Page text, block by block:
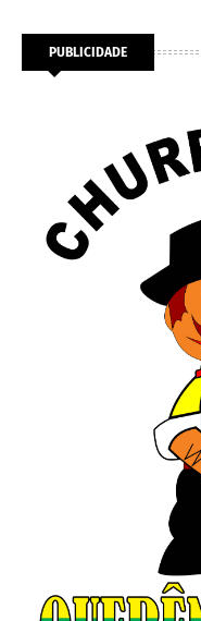
PUBLICIDADE